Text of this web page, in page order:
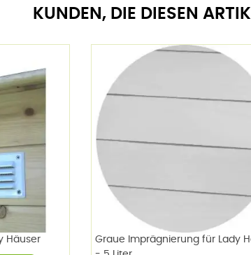
KUNDEN, DIE DIESEN
Häuser
Graue Imprägnierung für Lady